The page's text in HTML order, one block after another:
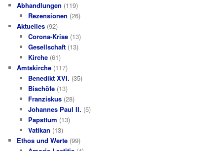
Abhandlungen (119)
Rezensionen (26)
Aktuelles (92)
Corona-Krise(13)
Gesellschaft(13)
Kirche(61)
Amtskirche (117)
Benedikt XVI. (35)
Bischöfe(13)
Franziskus(28)
Johannes Paul II. (5)
Papsttum (13)
Vatikan (13)
Ethos und Werte (99)